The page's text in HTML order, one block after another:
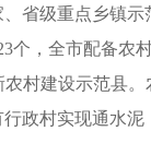
省级重点乡镇
，全市配备农
村建设示范县
政村实现通水